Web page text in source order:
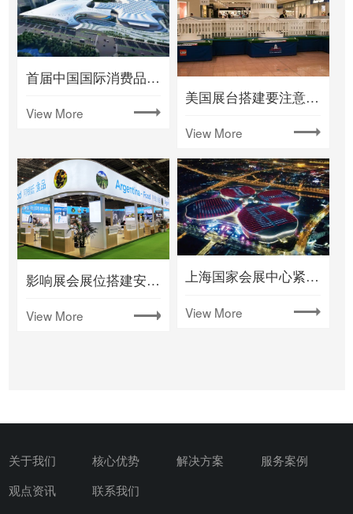
首届中国国际消费品博览会将在海南举办
View More
美国展台搭建要注意什么
View More
影响展会展位搭建安全性的几个因素
View More
上海国家会展中心紧急改建成蕞大方舱医院
View More
关于我们 核心优势 解决方案
服务案例
观点资讯
联系我们